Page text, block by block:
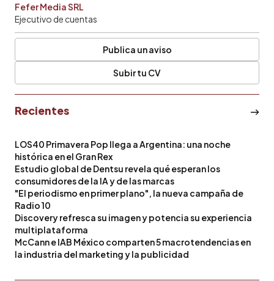
Fefer Media SRL
Ejecutivo de cuentas
Publica un aviso
Subir tu CV
Recientes
LOS40 Primavera Pop llega a Argentina: una noche
histórica en el Gran Rex
Estudio global de Dentsu revela qué esperan los
consumidores de la IA y de las marcas
"El periodismo en primer plano", la nueva campaña de
Radio 10
Discovery refresca su imagen y potencia su experiencia
multiplataforma
McCann e IAB México comparten 5 macrotendencias en
la industria del marketing y la publicidad